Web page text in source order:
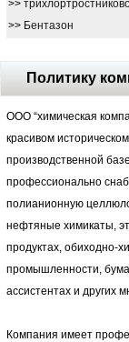
>>
>> Бентазон
Политику
ООО “химическая
красивом
производственной
профессионально
полианионную
нефтяные химикаты,
продуктах, обиходно-
промышленности,
ассистентах и других
Компания имеет